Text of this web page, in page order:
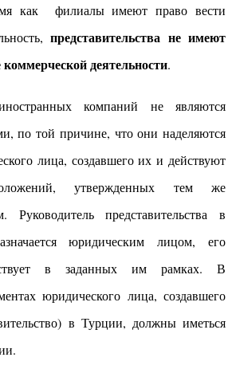
как филиалы имеют право вести
представительства не имеют
коммерческой деятельности.
иностранных компаний не являются
по той причине, что они наделяются
лица, создавшего их и действуют
утвержденных тем же
представительства в
юридическим лицом, его
в заданных им рамках. В
юридического лица, создавшего
в Турции, должны иметься